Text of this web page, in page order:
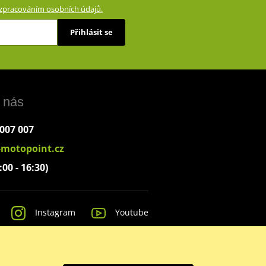
osobních údajů.
Přihlásit se
007
- 16:30)
Instagram Youtube